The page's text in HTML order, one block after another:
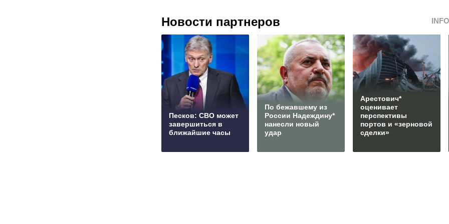
Новости партнеров
Песков: СВО может
завершиться в
ближайшие часы
По бежавшему из
России Надеждину*
нанесли новый
удар
Арестович*
оценивает
перспективы
портов и «зерновой
сделки»